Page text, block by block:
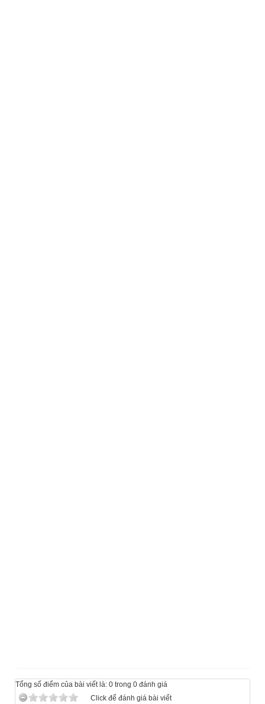
Tổng số điểm của bài viết là: 0 trong 0 đánh giá
Click để đánh giá bài viết